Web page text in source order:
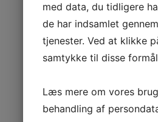
med data, du tidligere
de har indsamlet
tjenester. Ved at klikke
samtykke til disse
Læs mere om vores
behandling af